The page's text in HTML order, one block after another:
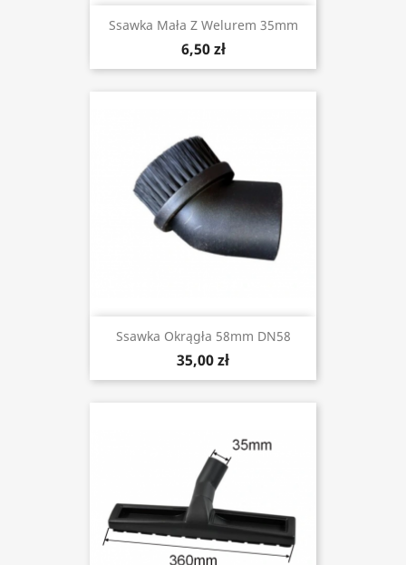
Ssawka Mała Z Welurem 35mm
6,50 zł
Ssawka Okrągła 58mm DN58
35,00 zł